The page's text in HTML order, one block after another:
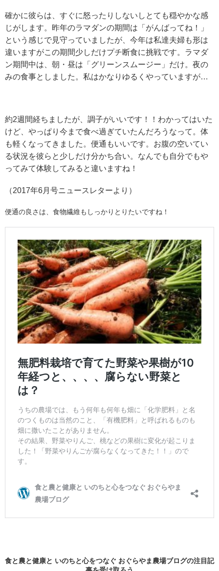
確かに彼らは、すぐに怒ったりしないしとても穏やかな感
じがします。昨年のラマダンの期間は「がんばってね！」
という感じで見守っていましたが、今年は私達夫婦も形は
違いますがこの期間少しだけプチ断食に挑戦です。ラマダ
ン期間中は、朝・昼は「グリーンスムージー」だけ。夜の
みの食事としました。私はかなりゆるくやっていますが…
約2週間経ちましたが、調子がいいです！！わかってはいた
けど、やっぱり今まで食べ過ぎていたんだろうなって。体
も軽くなってきました。便通もいいです。お腹の空いてい
る状況を彼らと少しだけ分かち合い。なんでも自分でもや
ってみて体験してみると違いますね！
（2017年6月号ニュースレターより）
便通の良さは、食物繊維もしっかりとりたいですね！
食と農と健康と いのちと心をつなぐ おぐらやま農場ブログの注目記